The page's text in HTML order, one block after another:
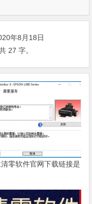
年8月18日
27 字。
零软件官网下载链接是